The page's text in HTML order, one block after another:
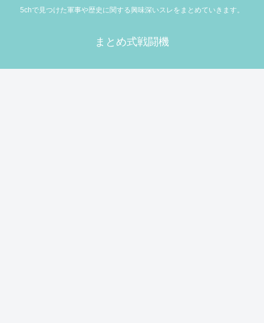
5chで見つけた軍事や歴史に関する興味深いスレをまとめていきます。
まとめ式戦闘機